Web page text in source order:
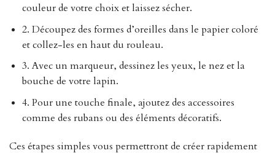
couleur de votre choix et laissez sécher.
2. Découpez des formes d’oreilles dans le papier coloré
et collez-les en haut du rouleau.
3. Avec un marqueur, dessinez les yeux, le nez et la
bouche de votre lapin.
4. Pour une touche finale, ajoutez des accessoires
comme des rubans ou des éléments décoratifs.
Ces étapes simples vous permettront de créer rapidement